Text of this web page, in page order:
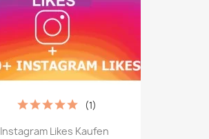
Instagram Likes Kaufen
(1)